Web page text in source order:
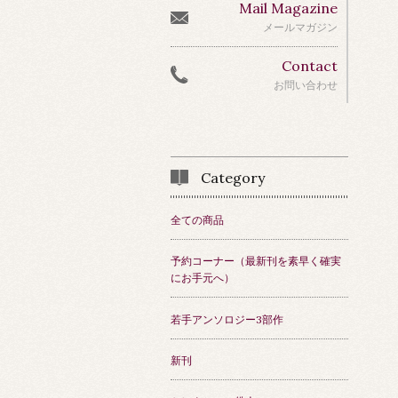
Mail Magazine
メールマガジン
Contact
お問い合わせ
Category
全ての商品
予約コーナー（最新刊を素早く確実
にお手元へ）
若手アンソロジー3部作
新刊